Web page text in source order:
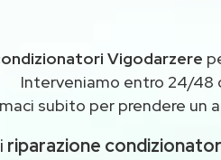
Vigodarzere
Interveniamo entro 24/48
subito per prendere un
riparazione